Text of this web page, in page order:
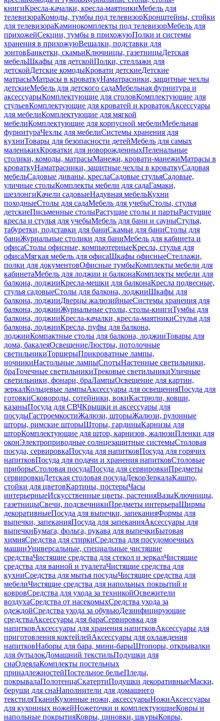
книгиКресла-качалки, кресла-маятникиМебель для
телевизораКомоды, тумбы под телевизорКронштейны, стойки
для телевизораКаминокомплекты под телевизорМебель для
прихожейСекции, тумбы в прихожуюПолки и системы
хранения в прихожуюВешалки, подставки для
зонтовБанкетки, скамьиКлючницы, газетницыДетская
мебельШкафы для детскойПолки, стеллажи для
детскойДетские комодыКровати детскиеДетские
матрасыМатрасы в кроваткуНаматрасники, защитные чехлы
детскиеМебель для детского садаМебельная фурнитура и
аксессуарыКомплектующие для столовКомплектующие для
стульевКомплектующие для кроватей и кроватокАксессуары
для мебелиКомплектующие для мягкой
мебелиКомплектующие для корпусной мебелиМебельная
фурнитураЧехлы для мебелиСистемы хранения для
кухниТовары для безопасности детейМебель для самых
маленькихКроватки для новорожденныхПеленальные
столики, комоды, матрасыМанежи, кровати-манежиМатрасы в
кроваткуНаматрасники, защитные чехлы в кроваткуСадовая
мебельСадовые диваны, креслаСадовые стульяСадовые,
уличные столыКомплекты мебели для садаГамаки,
шезлонгиКачели садовыеНадувная мебельКухни
походныеСтолы для садаМебель для учебыСтолы, стулья
детскиеПисьменные столыРастущие столы и партыРастущие
кресла и стулья для учебыМебель для бани и сауныСтулья,
табуретки, подставки для баниСкамьи для баниСтолы для
баниЖурнальные столики для баниМебель для кабинета и
офисаСтолы офисные, компьютерныеКресла, стулья для
офисаМягкая мебель для офисаШкафы офисныеСтеллажи,
полки для документовОфисные тумбыКомплекты мебели для
кабинетаМебель для лоджии и балконаКомплекты мебели для
балкона, лоджииКресла-мешки для балконаКресла подвесные,
стулья садовыеСтолы для балкона, лоджииШкафы для
балкона, лоджииДверцы жалюзийныеСистемы хранения для
балкона, лоджииЖурнальные столы, столы-книгиТумбы для
балкона, лоджииКресла-качалки, кресла-маятникиСтулья для
балкона, лоджииКресла, пуфы для балкона,
лоджииКомпактные столы для балкона, лоджииТовары для
дома, бакалеяОсвещениеЛюстры, потолочные
светильникиТоршерыПрикроватные лампы,
ночникиНастольные лампыСпотыНастенные светильники,
браТочечные светильникиТрековые светильникиУличные
светильники, фонари, браЛампыОсвещение для картин,
зеркалКольцевые лампыАксессуары для освещенияПосуда для
готовкиСковороды, сотейники, вокиКастрюли, ковши,
казаныПосуда для СВЧКрышки и аксессуары для
посудыГастроемкостиЖалюзи, шторыЖалюзи, рулонные
шторы, римские шторыШторы, гардиныКарнизы для
шторКомплектующие для штор, карнизов, жалюзиПленки для
оконЭлектроприводные солнцезащитные системыСтоловая
посуда, сервировкаПосуда для напитковПосуда для горячих
напитковПосуда для подачи и хранения напитковСтоловые
приборыСтоловая посудаПосуда для сервировкиПредметы
сервировкиДетская столовая посудаДекорЗеркалаКашпо,
стойки для цветовКартины, постерыЧасы
интерьерныеИскусственные цветы, растенияВазыКлючницы,
газетницыСвечи, подсвечникиПредметы интерьераШирмы
декоративныеПосуда для выпечки, запеканияФормы для
выпечки, запеканияПосуда для запеканияАксессуары для
выпечкиБумага, фольга, рукава для выпечкиБытовая
химияСредства для стиркиСредства для посудомоечных
машинУниверсальные, специальные чистящие
средстваЧистящие средства для стекол и зеркалЧистящие
средства для ванной и туалетаЧистящие средства для
кухниСредства для мытья посудыЧистящие средства для
мебелиЧистящие средства для напольных покрытий и
ковровСредства для ухода за техникойОсвежители
воздухаСредства от насекомыхСредства ухода за
одеждойСредства ухода за обувьюДезинфицирующие
средстваАксессуары для бараСервировка для
напитковАксессуары для хранения напитковАксессуары для
приготовления коктейлейАксессуары для охлаждения
напитковНаборы для бара, мини-барыШтопоры, открывалки
для бутылокДомашний текстильПодушки для
снаОдеялаКомплекты постельных
принадлежностейПостельное бельеПледы,
покрывалаПолотенцаСкатертиПодушки декоративныеМаски,
беруши для снаНаполнители для домашнего
текстиляТканиКухонные ножи, аксессуарыНожиАксессуары
для кухонных ножейНожеточки и комплектующиеКовры и
напольные покрытияКовры, циновки, шкурыКовры,